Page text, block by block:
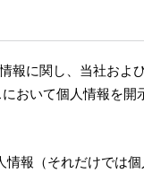
報に関し、当社お
おいて個人情報を開
報（それだけでは